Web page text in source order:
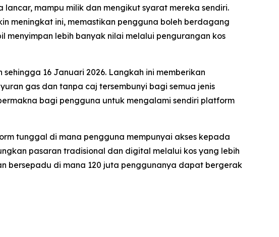
mampu milik dan mengikut syarat mereka sendiri.
meningkat ini, memastikan pengguna boleh berdagang
menyimpan lebih banyak nilai melalui pengurangan kos
16 Januari 2026. Langkah ini memberikan
gas dan tanpa caj tersembunyi bagi semua jenis
bagi pengguna untuk mengalami sendiri platform
tunggal di mana pengguna mempunyai akses kepada
pasaran tradisional dan digital melalui kos yang lebih
bersepadu di mana 120 juta penggunanya dapat bergerak